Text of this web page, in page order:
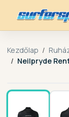
Kezdőlap
Neilpryde